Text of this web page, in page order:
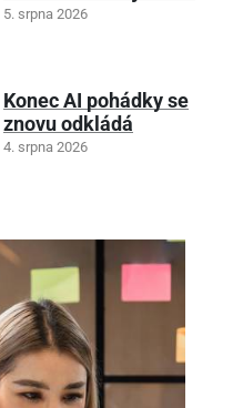
5. srpna 2026
Konec AI pohádky se
znovu odkládá
4. srpna 2026